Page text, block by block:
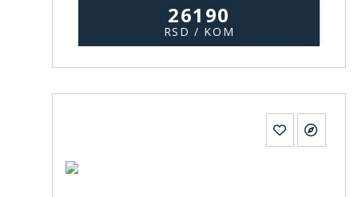
26190
RSD / KOM